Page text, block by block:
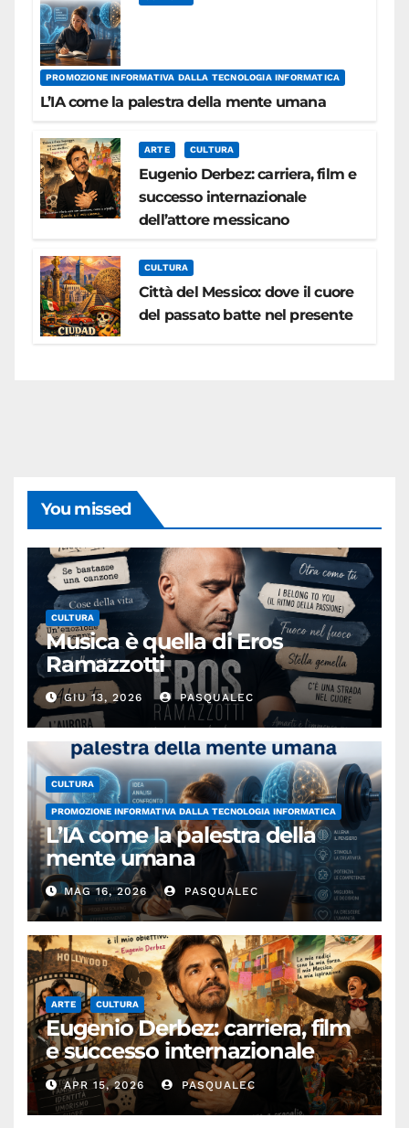
PROMOZIONE INFORMATIVA DALLA TECNOLOGIA INFORMATICA
L’IA come la palestra della mente umana
ARTE CULTURA
Eugenio Derbez: carriera, film e
successo internazionale
dell’attore messicano
CULTURA
Città del Messico: dove il cuore
del passato batte nel presente
You missed
CULTURA
Musica è quella di Eros
Ramazzotti
GIU 13, 2026 PASQUALEC
CULTURA
PROMOZIONE INFORMATIVA DALLA TECNOLOGIA INFORMATICA
L’IA come la palestra della
mente umana
MAG 16, 2026 PASQUALEC
ARTE CULTURA
Eugenio Derbez: carriera, film
e successo internazionale
dell’attore messicano
APR 15, 2026 PASQUALEC